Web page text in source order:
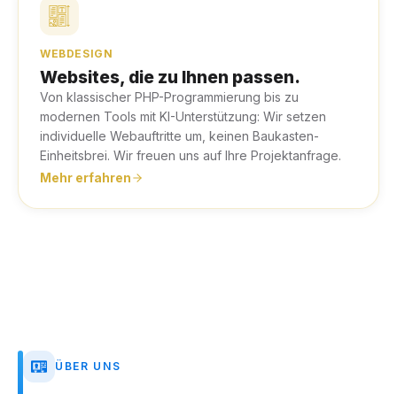
WEBDESIGN
Websites, die zu Ihnen passen.
Von klassischer PHP-Programmierung bis zu
modernen Tools mit KI-Unterstützung: Wir setzen
individuelle Webauftritte um, keinen Baukasten-
Einheitsbrei. Wir freuen uns auf Ihre Projektanfrage.
Mehr erfahren
ÜBER UNS